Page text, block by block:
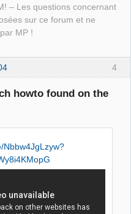
– Les questions concernant
sur ce forum et ne
MP !
4
howto found on the
Nbbw4JgLzyw?